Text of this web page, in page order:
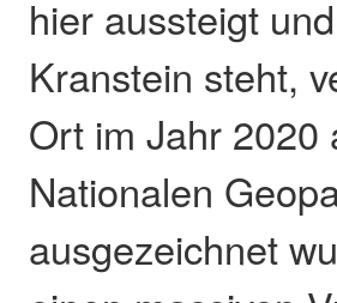
hier aussteigt
Kranstein steht,
Ort im Jahr 2020
Nationalen
ausgezeichnet